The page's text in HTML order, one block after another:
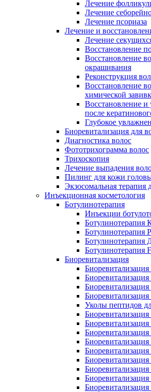
Лечение
Лечение
Лечение псориаза
Лечение и
Лечение
Восстановление
Восстановление
окрашивания
Реконструкция
Восстановление
химической
Восстановление и
после
Глубокое
Биоревитализация для
Диагностика волос
Фототрихограмма волос
Трихоскопия
Лечение выпадения
Пилинг для кожи
Экзосомальная терапия
Инъекционная косметология
Ботулинотерапия
Инъекции
Ботулинотерапия
Ботулинотерапия
Ботулинотерапия
Ботулинотерапия
Биоревитализация
Биоревитализация
Биоревитализация
Биоревитализация
Уколы пептидов
Биоревитализация
Биоревитализация
Биоревитализация
Биоревитализация
Биоревитализация